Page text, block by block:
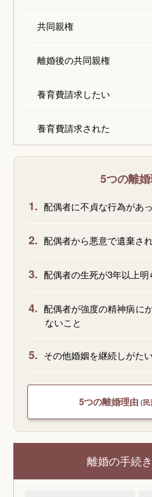
共同親権
離婚後の共同親権
養育費請求したい
養育費請求された
5つの離
1. 配偶者に不貞な行為があ
2. 配偶者から悪意で遺棄さ
3. 配偶者の生死が3年以上明
4. 配偶者が強度の精神病に
ないこと
5. その他婚姻を継続しがた
5つの離婚理由 (
離婚の手続